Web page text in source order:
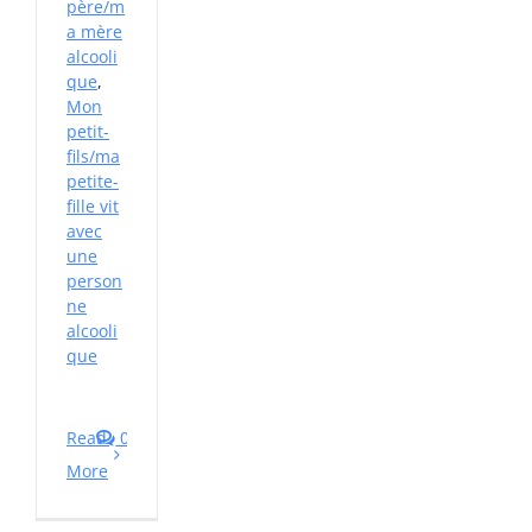
père/m
a mère
alcooli
que,
Mon
petit-
fils/ma
petite-
fille vit
avec
une
person
ne
alcooli
que
Read
More
0